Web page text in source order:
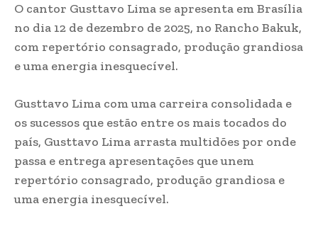
O cantor Gusttavo Lima se apresenta em Brasília
no dia 12 de dezembro de 2025, no Rancho Bakuk,
com repertório consagrado, produção grandiosa
e uma energia inesquecível.
Gusttavo Lima com uma carreira consolidada e
os sucessos que estão entre os mais tocados do
país, Gusttavo Lima arrasta multidões por onde
passa e entrega apresentações que unem
repertório consagrado, produção grandiosa e
uma energia inesquecível.